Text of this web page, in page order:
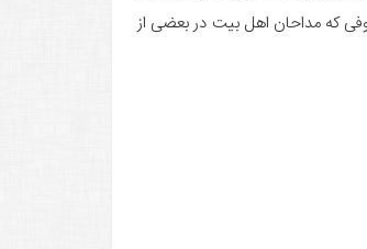
که مداحان اهل بیت در بعضی از